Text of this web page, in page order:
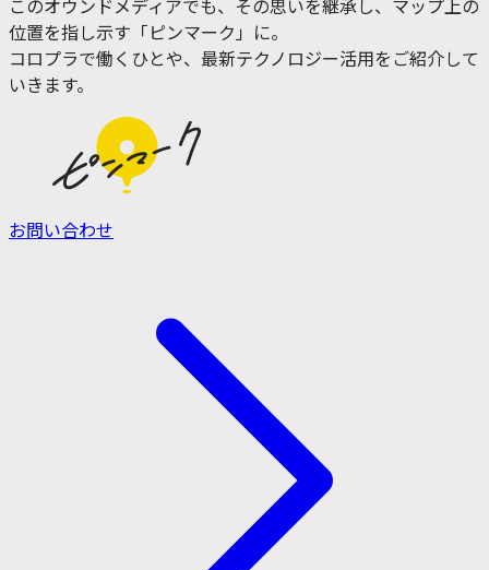
このオウンドメディアでも、その思いを継承し、マップ上の
位置を指し示す「ピンマーク」に。
コロプラで働くひとや、最新テクノロジー活用をご紹介して
いきます。
お問い合わせ